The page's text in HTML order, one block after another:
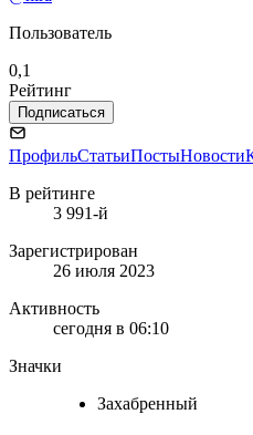
Пользователь
0,1
Рейтинг
Подписаться
ПрофильСтатьиПостыНовости
В рейтинге
3 991-й
Зарегистрирован
26 июля 2023
Активность
сегодня в 06:10
Значки
Захабренный